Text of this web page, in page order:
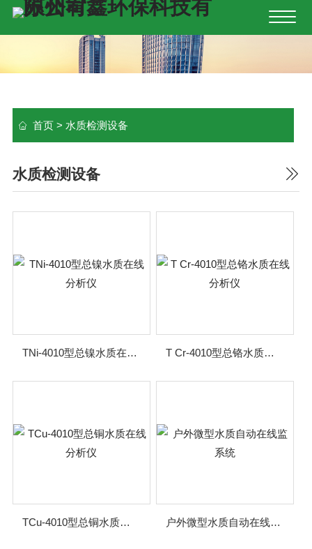
首页> 水质检测设备
水质检测设备
TNi-4010型总镍水质在线分析仪 T Cr-4010型总铬水质在线分析仪
TCu-4010型总铜水质在线分析仪 户外微型水质自动在线监系统